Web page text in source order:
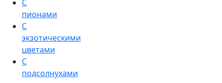
С
пионами
С
экзотическими
цветами
С
подсолнухами